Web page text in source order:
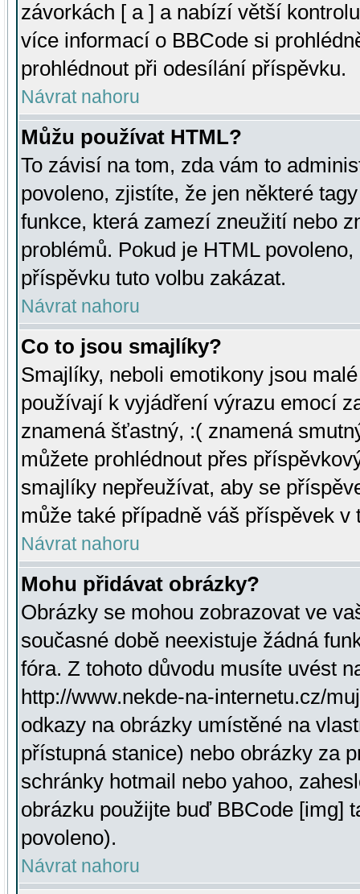
závorkách [ a ] a nabízí větší
více informací o BBCode si
prohlédnout při odesílání příspěvku.
Návrat nahoru
Můžu používat HTML?
To závisí na tom, zda vám to
povoleno, zjistíte, že jen některé
funkce, která zamezí zneužití nebo
problémů. Pokud je HTML
příspěvku tuto volbu zakázat.
Návrat nahoru
Co to jsou smajlíky?
Smajlíky, neboli emotikony jsou
používají k vyjádření výrazu emocí
znamená šťastný, :( znamená
můžete prohlédnout přes
smajlíky nepřeužívat, aby se
může také případně váš příspěvek v
Návrat nahoru
Mohu přidávat obrázky?
Obrázky se mohou zobrazovat ve
současné době neexistuje žádná
fóra. Z tohoto důvodu musíte uvést
http://www.nekde-na-internetu.cz/
odkazy na obrázky umístěné na
přístupná stanice) nebo obrázky za
schránky hotmail nebo yahoo,
obrázku použijte buď BBCode [img]
povoleno).
Návrat nahoru